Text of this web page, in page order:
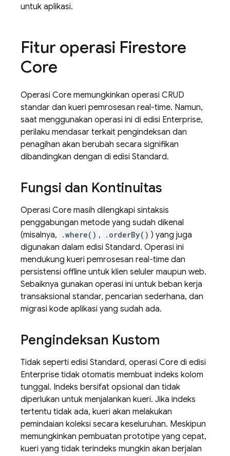
untuk aplikasi.
Fitur operasi Firestore
Core
Operasi Core memungkinkan operasi CRUD
standar dan kueri pemrosesan real-time. Namun,
saat menggunakan operasi ini di edisi Enterprise,
perilaku mendasar terkait pengindeksan dan
penagihan akan berubah secara signifikan
dibandingkan dengan di edisi Standard.
Fungsi dan Kontinuitas
Operasi Core masih dilengkapi sintaksis
penggabungan metode yang sudah dikenal
(misalnya,
.where() , .orderBy() ) yang juga
digunakan dalam edisi Standard. Operasi ini
mendukung kueri pemrosesan real-time dan
persistensi offline untuk klien seluler maupun web.
Sebaiknya gunakan operasi ini untuk beban kerja
transaksional standar, pencarian sederhana, dan
migrasi kode aplikasi yang sudah ada.
Pengindeksan Kustom
Tidak seperti edisi Standard, operasi Core di edisi
Enterprise tidak otomatis membuat indeks kolom
tunggal. Indeks bersifat opsional dan tidak
diperlukan untuk menjalankan kueri. Jika indeks
tertentu tidak ada, kueri akan melakukan
pemindaian koleksi secara keseluruhan. Meskipun
memungkinkan pembuatan prototipe yang cepat,
kueri yang tidak terindeks mungkin akan berjalan